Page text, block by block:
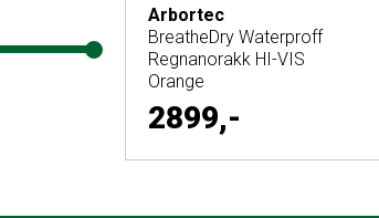
Arbortec
BreatheDry Waterproff
Regnanorakk HI-VIS
Orange
2899,-